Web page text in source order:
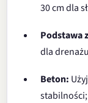
30 cm dla
Podstawa
dla
Beton: